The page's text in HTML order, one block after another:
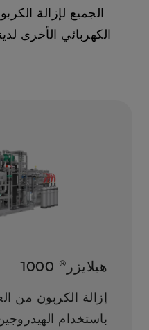
الجميع لإزالة
الكهربائي الأخرى
هيلايزر® 1000
إزالة الكربون من
باستخدام